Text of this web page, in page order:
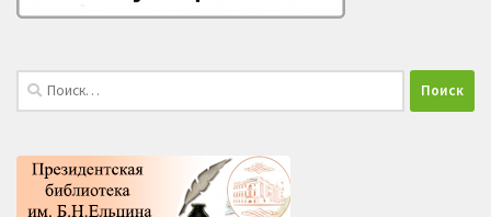
Найти: